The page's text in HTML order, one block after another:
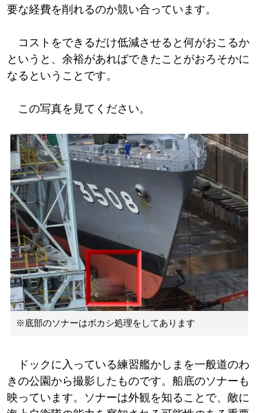
要な経費を削れるのか競い合っています。
コストをできるだけ低減させると何がおこるか
というと、余裕があればできたことがおろそかに
なるということです。
この写真を見てください。
※底部のソナーはボカシ処理をしてあります
ドックに入っている練習艦かしまを一般道のわ
きの公園から撮影したものです。船底のソナーも
映っています。ソナーは外観を知ることで、敵に